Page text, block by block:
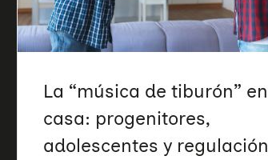
La “música de tiburón” en
casa: progenitores,
adolescentes y regulación